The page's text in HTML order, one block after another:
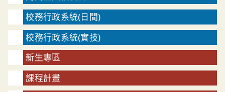
校務行政系統(日間)
校務行政系統(實技)
新生專區
課程計畫